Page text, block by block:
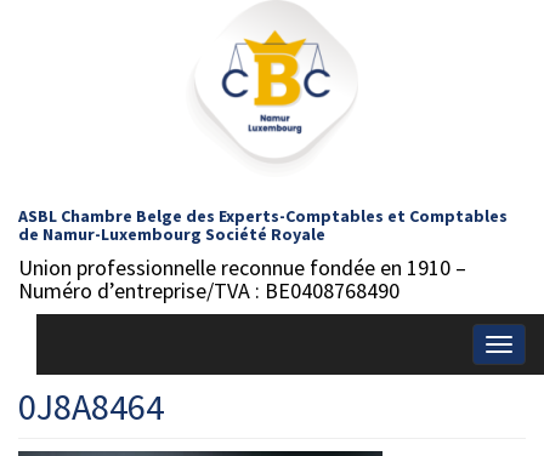
ASBL Chambre Belge des Experts-Comptables et Comptables
de Namur-Luxembourg Société Royale
Union professionnelle reconnue fondée en 1910 –
Numéro d’entreprise/TVA : BE0408768490
0J8A8464